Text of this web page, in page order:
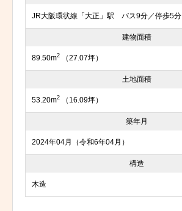
JR大阪環状線「大正」駅 バス9分／停歩5分
建物面積
89.50m2 （27.07坪）
土地面積
53.20m2 （16.09坪）
築年月
2024年04月（令和6年04月）
構造
木造